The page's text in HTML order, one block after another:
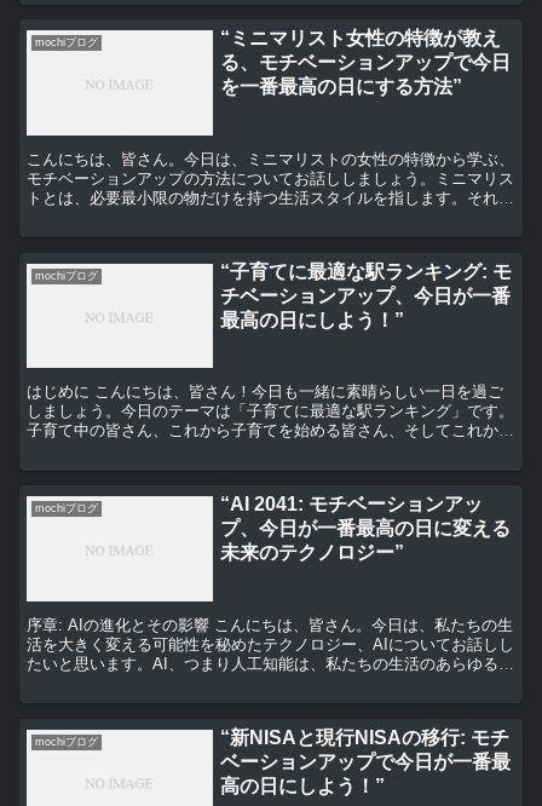
mochiブログ
“ミニマリスト女性の特徴が教え
る、モチベーションアップで今日
を一番最高の日にする方法”
こんにちは、皆さん。今日は、ミニマリストの女性の特徴から学ぶ、
モチベーションアップの方法についてお話ししましょう。ミニマリス
トとは、必要最小限の物だけを持つ生活スタイルを指します。それ
mochiブログ
“子育てに最適な駅ランキング: モ
チベーションアップ、今日が一番
最高の日にしよう！”
はじめに こんにちは、皆さん！今日も一緒に素晴らしい一日を過ご
しましょう。今日のテーマは「子育てに最適な駅ランキング」です。
子育て中の皆さん、これから子育てを始める皆さん、そしてこれから
mochiブログ
“AI 2041: モチベーションアッ
プ、今日が一番最高の日に変える
未来のテクノロジー”
序章: AIの進化とその影響 こんにちは、皆さん。今日は、私たちの生
活を大きく変える可能性を秘めたテクノロジー、AIについてお話しし
たいと思います。AI、つまり人工知能は、私たちの生活のあらゆる面
mochiブログ
“新NISAと現行NISAの移行: モチ
ベーションアップで今日が一番最
高の日にしよう！”